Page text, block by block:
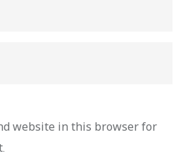
website in this browser for